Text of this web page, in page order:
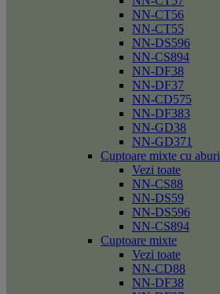
NN-CT56
NN-CT55
NN-DS596
NN-CS894
NN-DF38
NN-DF37
NN-CD575
NN-DF383
NN-GD38
NN-GD371
Cuptoare mixte cu aburi
Vezi toate
NN-CS88
NN-DS59
NN-DS596
NN-CS894
Cuptoare mixte
Vezi toate
NN-CD88
NN-DF38